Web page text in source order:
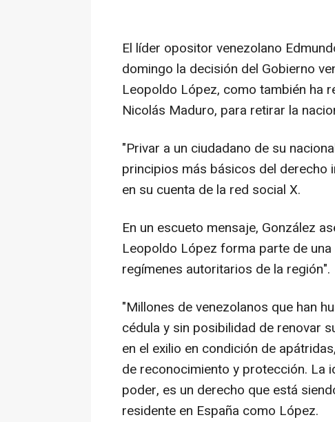
El líder opositor venezolano
domingo la decisión del Gobierno
Leopoldo López, como también ha
Nicolás Maduro, para retirar la
"Privar a un ciudadano de su
principios más básicos del derecho
en su cuenta de la red social X.
En un escueto mensaje, González
Leopoldo López forma parte de
regímenes autoritarios de la región".
"Millones de venezolanos que han
cédula y sin posibilidad de renovar
en el exilio en condición de
de reconocimiento y protección. La
poder, es un derecho que está
residente en España como López.